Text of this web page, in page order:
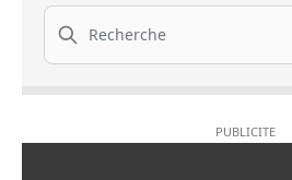
Recherche